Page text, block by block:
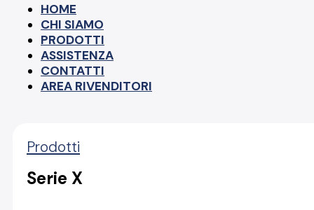
HOME
CHI SIAMO
PRODOTTI
ASSISTENZA
CONTATTI
AREA RIVENDITORI
Prodotti
Serie X